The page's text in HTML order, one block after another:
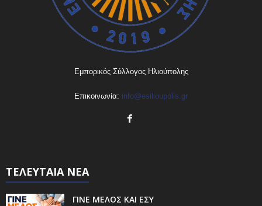
Εμπορικός Σύλλογος Ηλιούπολης
Επικοινωνία: info@esilioupolis.gr
ΤΕΛΕΥΤΑΙΑ ΝΕΑ
ΓΙΝΕ ΜΕΛΟΣ ΚΑΙ ΕΣΥ